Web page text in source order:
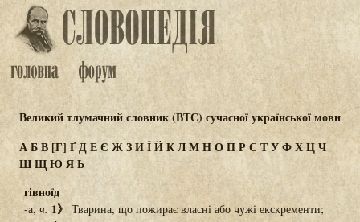
Великий тлумачний словник (ВТС) сучасної української мови
АБВ[Г] ҐДЕЄ ЖЗИЇЙКЛМНОПР СТУФХЦЧ
ШЩЮЯЬ
гівноїд
-а, ч. 1》 Тварина, що пожирає власні або чужі екскременти;